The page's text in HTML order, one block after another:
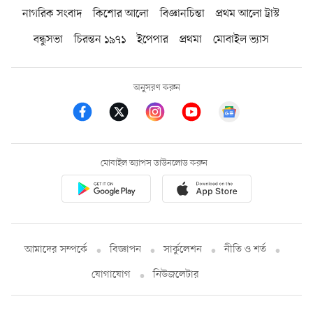
নাগরিক সংবাদ কিশোর আলো বিজ্ঞানচিন্তা
প্রথম আলো ট্রাস্ট
বন্ধুসভা
চিরন্তন ১৯৭১ ইপেপার প্রথমা মোবাইল ভ্যাস
অনুসরণ করুন
মোবাইল অ্যাপস ডাউনলোড করুন
আমাদের সম্পর্কে বিজ্ঞাপন সার্কুলেশন
নীতি ও শর্ত
যোগাযোগ
নিউজলেটার